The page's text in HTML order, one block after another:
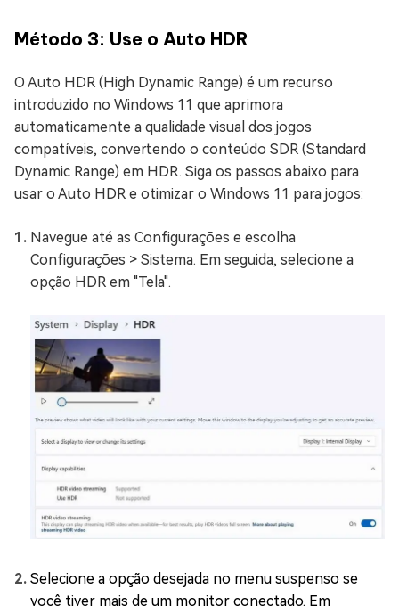
Método 3: Use o Auto HDR
O Auto HDR (High Dynamic Range) é um recurso
introduzido no Windows 11 que aprimora
automaticamente a qualidade visual dos jogos
compatíveis, convertendo o conteúdo SDR (Standard
Dynamic Range) em HDR. Siga os passos abaixo para
usar o Auto HDR e otimizar o Windows 11 para jogos:
Navegue até as Configurações e escolha
Configurações > Sistema. Em seguida, selecione a
opção HDR em "Tela".
Selecione a opção desejada no menu suspenso se
você tiver mais de um monitor conectado. Em